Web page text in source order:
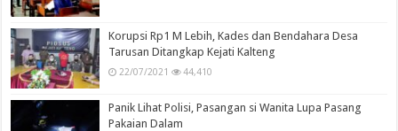
Korupsi Rp1 M Lebih, Kades dan Bendahara Desa
Tarusan Ditangkap Kejati Kalteng
22/07/2021 44,410
Panik Lihat Polisi, Pasangan si Wanita Lupa Pasang
Pakaian Dalam